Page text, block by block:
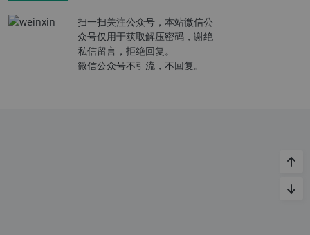
扫一扫关注公众号，本站微信公
众号仅用于获取解压密码，谢绝
私信留言，拒绝回复。
微信公众号不引流，不回复。